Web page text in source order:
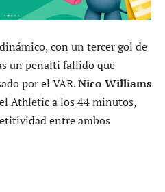
con un tercer gol de
un penalti fallido que
por el VAR.Nico Williams
Athletic a los 44 minutos,
entre ambos